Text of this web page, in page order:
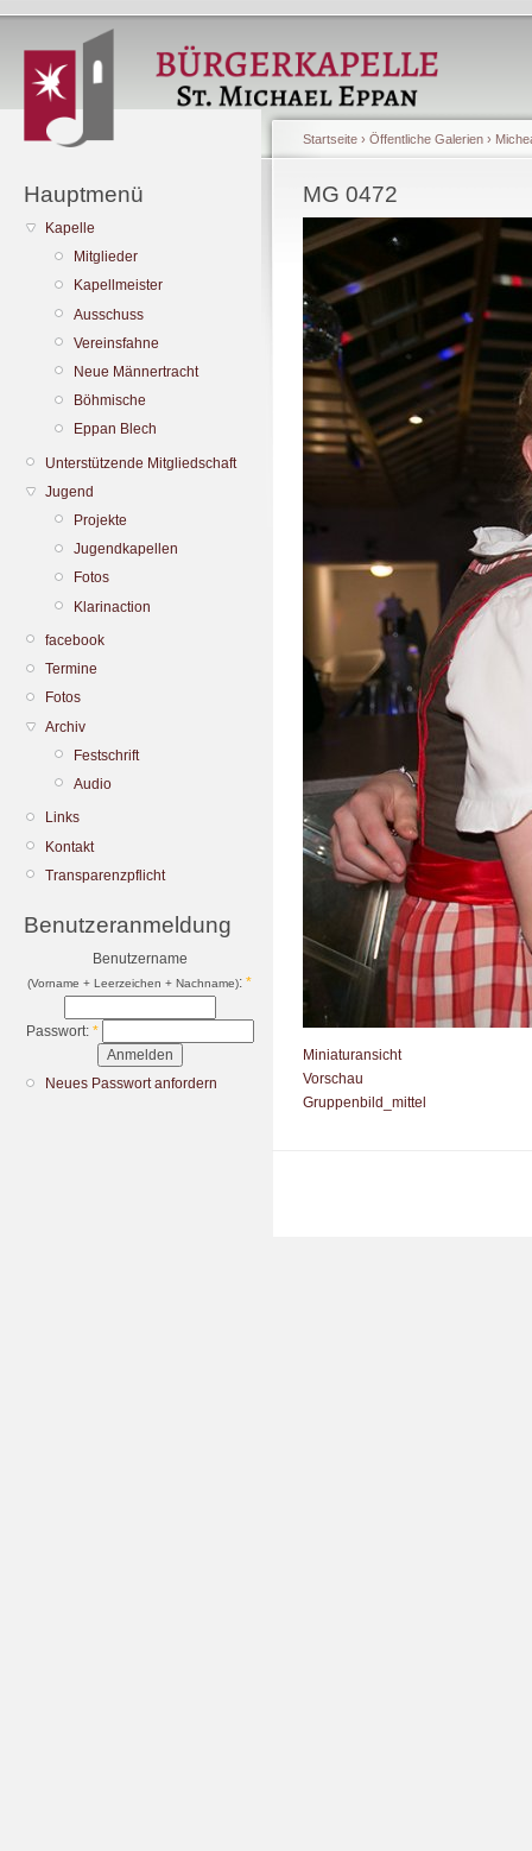
Hauptmenü
Kapelle
Mitglieder
Kapellmeister
Ausschuss
Vereinsfahne
Neue Männertracht
Böhmische
Eppan Blech
Unterstützende Mitgliedschaft
Jugend
Projekte
Jugendkapellen
Fotos
Klarinaction
facebook
Termine
Fotos
Archiv
Festschrift
Audio
Links
Kontakt
Transparenzpflicht
Benutzeranmeldung
Benutzername
(Vorname + Leerzeichen + Nachname): *
Passwort: *
Neues Passwort anfordern
Startseite › Öffentliche Galerien ›
MG 0472
Miniaturansicht
Vorschau
Gruppenbild_mittel